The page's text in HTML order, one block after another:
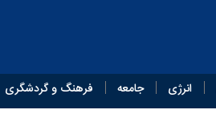
انرژی جامعه فرهنگ و گردشگری